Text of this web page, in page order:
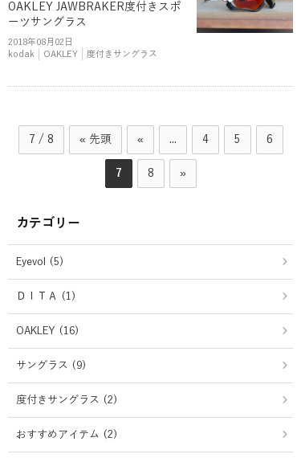
OAKLEY JAWBRAKER度付きスポ
ーツサングラス
2018年08月02日
kodak
OAKLEY 度付きサングラス
7 / 8 « 先頭 « ... 4 5 6
7 8 »
カテゴリー
Eyevol (5)
ＤＩＴＡ (1)
OAKLEY (16)
サングラス (9)
度付きサングラス (2)
おすすめアイテム (2)